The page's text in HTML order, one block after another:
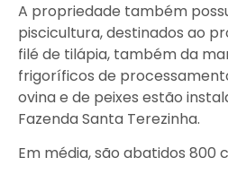
A propriedade também
piscicultura, destinados ao
filé de tilápia, também da
frigoríficos de
ovina e de peixes estão
Fazenda Santa Terezinha.
Em média, são abatidos 800